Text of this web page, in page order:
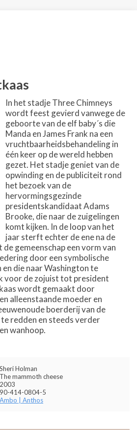
In het stadje Three Chimneys
wordt feest gevierd vanwege de
geboorte van de elf baby´s die
Manda en James Frank na een
vruchtbaarheidsbehandeling in
één keer op de wereld hebben
gezet. Het stadje geniet van de
opwinding en de publiciteit rond
het bezoek van de
hervormingsgezinde
presidentskandidaat Adams
Brooke, die naar de zuigelingen
komt kijken. In de loop van het
jaar sterft echter de ene na de
de gemeenschap een vorm van
door een symbolische
en die naar Washington te
voor de zojuist tot president
wordt gemaakt door
alleenstaande moeder en
boerderij van de
redden en steeds verder
wanhoop.
Sheri Holman
The mammoth cheese
2003
90-414-0804-5
Ambo | Anthos